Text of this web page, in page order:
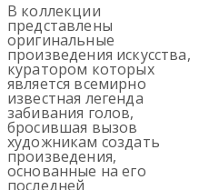
В коллекции
представлены
оригинальные
произведения искусства,
куратором которых
является всемирно
известная легенда
забивания голов,
бросившая вызов
художникам создать
произведения,
основанные на его
последней